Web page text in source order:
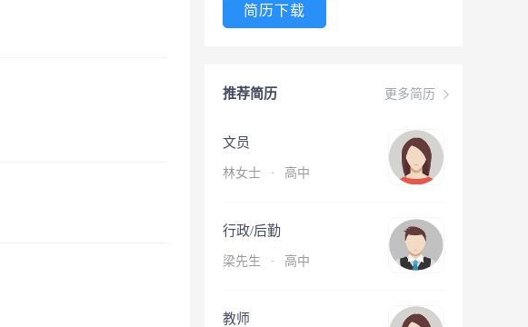
简历下载
更多简历
推荐简历
文员
林女士 · 高中
行政/后勤
梁先生 · 高中
教师